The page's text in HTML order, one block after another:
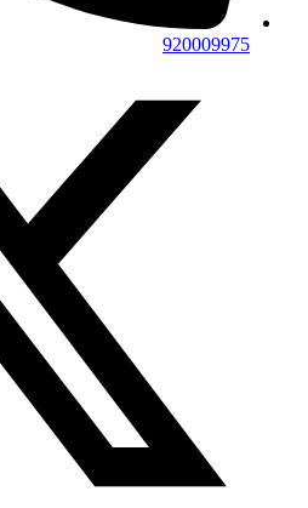
920009975